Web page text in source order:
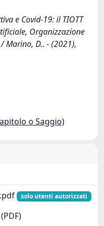
e Covid-19: il TIOTT
Organizzazione
Marino, D.. - (2021),
o Saggio)
solo utenti autorizzati